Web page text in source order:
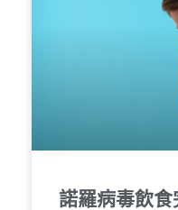
諾羅病毒飲